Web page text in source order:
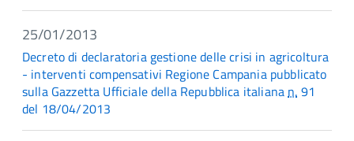
25/01/2013
Decreto di declaratoria gestione delle crisi in agricoltura
- interventi compensativi Regione Campania pubblicato
sulla Gazzetta Ufficiale della Repubblica italianan. 91
del 18/04/2013